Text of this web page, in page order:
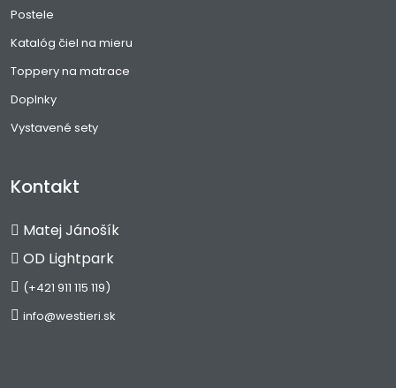
Postele
Katalóg čiel na mieru
Toppery na matrace
Doplnky
Vystavené sety
Kontakt
Matej Jánošík
OD Lightpark
(+421 911 115 119)
info@westieri.sk